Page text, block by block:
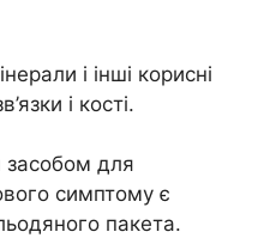
і інші корисні
і кості.
для
симптому є
пакета.